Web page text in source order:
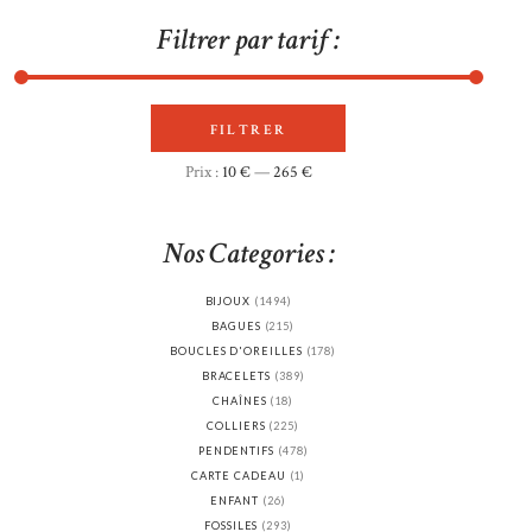
Filtrer par tarif :
Prix
Prix
FILTRER
Prix : 10 €—265 €
Nos Categories :
BIJOUX (1494)
BAGUES (215)
BOUCLES D'OREILLES (178)
BRACELETS (389)
CHAÎNES (18)
COLLIERS (225)
PENDENTIFS (478)
CARTE CADEAU (1)
ENFANT (26)
FOSSILES (293)